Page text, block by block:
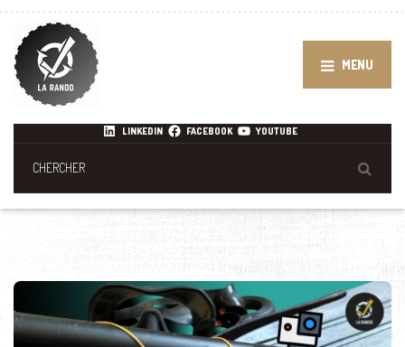
MENU
LINKEDIN FACEBOOK YOUTUBE